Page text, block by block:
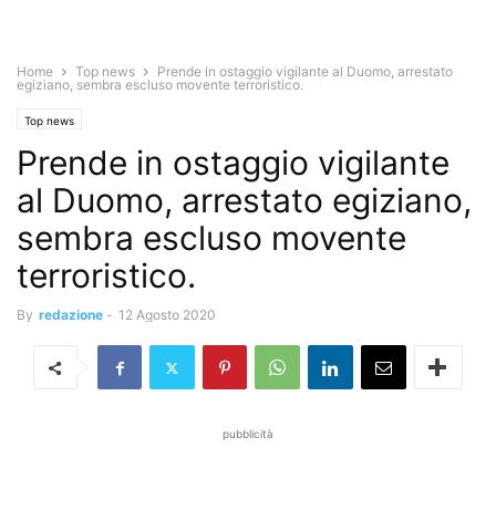
Home Top news
Prende in ostaggio vigilante al Duomo, arrestato
egiziano, sembra escluso movente terroristico.
Top news
Prende in ostaggio vigilante
al Duomo, arrestato egiziano,
sembra escluso movente
terroristico.
By redazione - 12 Agosto 2020
pubblicità